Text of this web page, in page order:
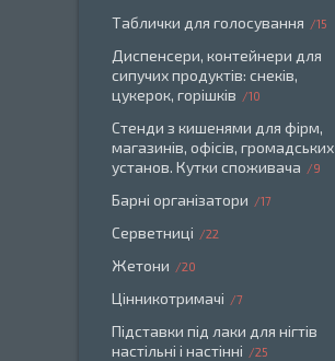
Таблички для голосування 15
Диспенсери, контейнери для
сипучих продуктів: снеків,
цукерок, горішків
10
Стенди з кишенями для фірм,
магазинів, офісів, громадських
установ. Кутки споживача
9
Барні організатори 17
Серветниці 22
Жетони 20
Цінникотримачі 7
Підставки під лаки для нігтів
настільні і настінні
25